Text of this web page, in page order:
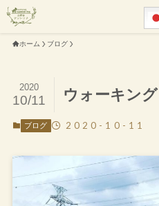
ホーム ブログ
ウォーキング
2020
10/11
ブログ 2020-10-11